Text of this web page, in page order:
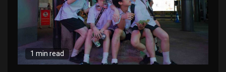
1 min read